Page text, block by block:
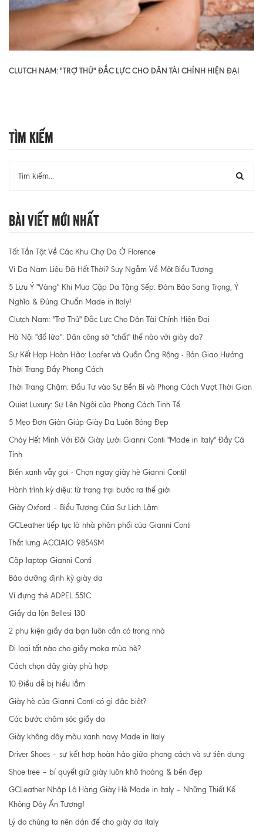
CLUTCH NAM: "TRỢ THỦ" ĐẮC LỰC CHO DÂN TÀI CHÍNH HIỆN ĐẠI
Tìm Kiếm
Bài Viết Mới Nhất
Tất Tần Tật Về Các Khu Chợ Da Ở Florence
Ví Da Nam Liệu Đã Hết Thời? Suy Ngẫm Về Một Biểu Tượng
5 Lưu Ý "Vàng" Khi Mua Cặp Da Tặng Sếp: Đảm Bảo Sang Trọng, Ý
Nghĩa & Đúng Chuẩn Made in Italy!
Clutch Nam: "Trợ Thủ" Đắc Lực Cho Dân Tài Chính Hiện Đại
Hà Nội "đổ lửa": Dân công sở "chất" thế nào với giày da?
Sự Kết Hợp Hoàn Hảo: Loafer và Quần Ống Rộng - Bản Giao Hưởng
Thời Trang Đầy Phong Cách
Thời Trang Chậm: Đầu Tư vào Sự Bền Bỉ và Phong Cách Vượt Thời Gian
Quiet Luxury: Sự Lên Ngôi của Phong Cách Tinh Tế
5 Mẹo Đơn Giản Giúp Giày Da Luôn Bóng Đẹp
Cháy Hết Mình Với Đôi Giày Lười Gianni Conti "Made in Italy" Đầy Cá
Tính
Biển xanh vẫy gọi - Chọn ngay giày hè Gianni Conti!
Hành trình kỳ diệu: từ trang trại bước ra thế giới
Giày Oxford – Biểu Tượng Của Sự Lịch Lãm
GCLeather tiếp tục là nhà phân phối của Gianni Conti
Thắt lưng ACCIAIO 9854SM
Cặp laptop Gianni Conti
Bảo dưỡng định kỳ giày da
Ví đựng thẻ ADPEL 551C
Giầy da lộn Bellesi 130
2 phụ kiện giầy da bạn luôn cần có trong nhà
Đi loại tất nào cho giầy moka mùa hè?
Cách chọn dây giày phù hợp
10 Điều dễ bị hiểu lầm
Giày hè của Gianni Conti có gì đặc biệt?
Các bước chăm sóc giầy da
Giày không dây màu xanh navy Made in Italy
Driver Shoes – sự kết hợp hoàn hảo giữa phong cách và sự tiện dụng
Shoe tree – bí quyết giữ giày luôn khô thoáng & bền đẹp
GCLeather Nhập Lô Hàng Giày Hè Made in Italy – Những Thiết Kế
Không Dây Ấn Tượng!
Lý do chúng ta nên dán đế cho giày da Italy